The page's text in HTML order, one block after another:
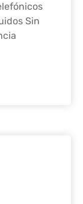
Sin